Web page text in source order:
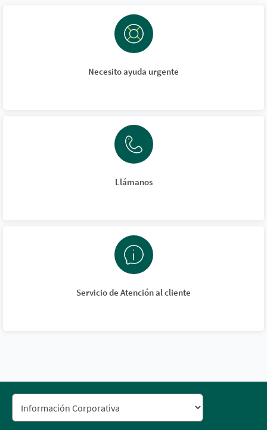
Necesito ayuda urgente
Llámanos
Servicio de Atención al cliente